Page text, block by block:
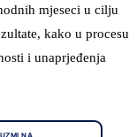
mjeseci u cilju
kako u procesu
i unaprjeđenja
NA